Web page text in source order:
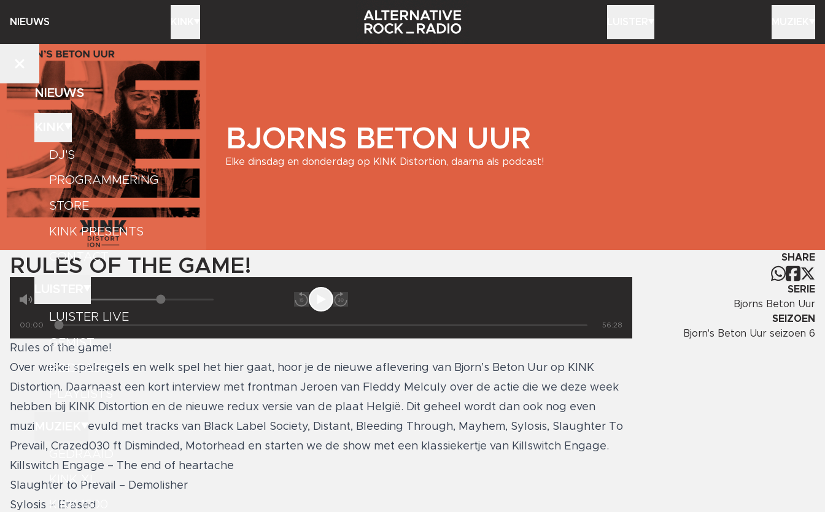
NIEUWS
NIEUWS
DJ'S
PROGRAMMERING
STORE
KINK PRESENTS
CONTACT
LUISTER LIVE
GEMIST
PODCASTS
PLAYLISTS
KINK XL
KINK 1500
BJORNS BETON UUR
Elke dinsdag en donderdag op KINK Distortion, daarna als podcast!
RULES OF THE GAME!
00:00 56:28
Rules of the game!
Over welke spelregels en welk spel het hier gaat, hoor je de nieuwe aflevering van Bjorn’s Beton Uur op KINK
Distortion. Daarnaast een kort interview met frontman Jeroen van Fleddy Melculy over de actie die we deze week
hebben bij KINK Distortion en de nieuwe redux versie van de plaat Helgië. Dit geheel wordt dan ook nog even
muzikaal aangevuld met tracks van Black Label Society, Distant, Bleeding Through, Mayhem, Sylosis, Slaughter To
Prevail, Crazed030 ft Disminded, Motorhead en starten we de show met een klassiekertje van Killswitch Engage.
Killswitch Engage – The end of heartache
Slaughter to Prevail – Demolisher
Sylosis – Erased
SHARE
SERIE
Bjorns Beton Uur
SEIZOEN
Bjorn's Beton Uur seizoen 6